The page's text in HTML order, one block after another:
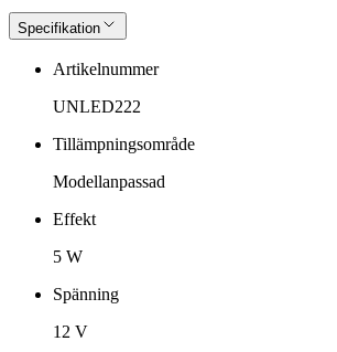
Specifikation
Artikelnummer
UNLED222
Tillämpningsområde
Modellanpassad
Effekt
5 W
Spänning
12 V